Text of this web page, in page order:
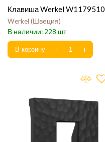
Клавиша Werkel W1179510
Werkel Швеция
228